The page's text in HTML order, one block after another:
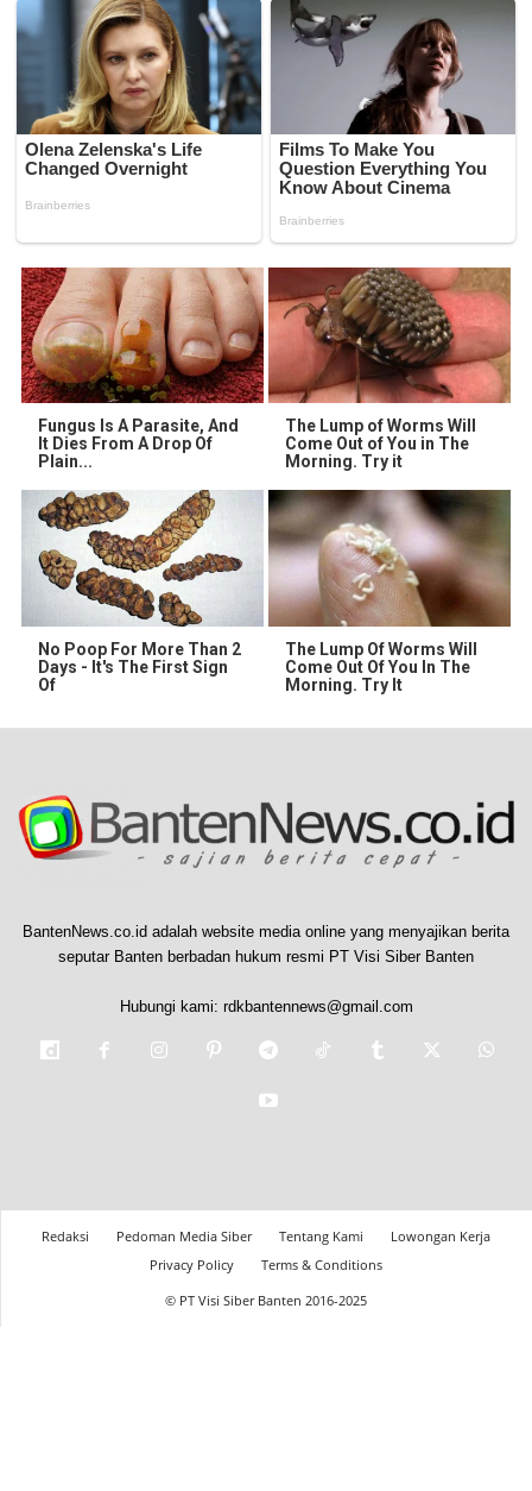
Fungus Is A Parasite, And
It Dies From A Drop Of
Plain...
The Lump of Worms Will
Come Out of You in The
Morning. Try it
No Poop For More Than 2
Days - It's The First Sign
Of
The Lump Of Worms Will
Come Out Of You In The
Morning. Try It
BantenNews.co.id adalah website media online yang menyajikan berita
seputar Banten berbadan hukum resmi PT Visi Siber Banten
Hubungi kami: rdkbantennews@gmail.com
Redaksi Pedoman Media Siber Tentang Kami
Lowongan Kerja
Privacy Policy
Terms & Conditions
© PT Visi Siber Banten 2016-2025